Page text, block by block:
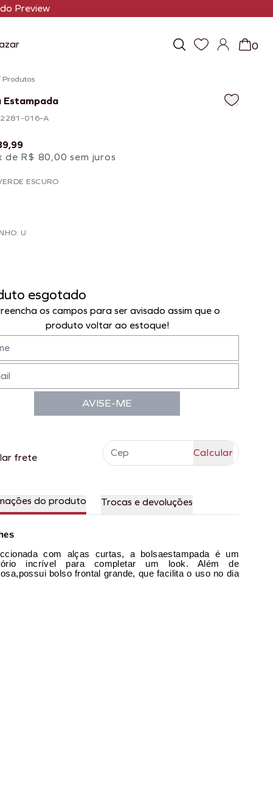
Preview
0
Produtos
Estampada
016-A
de R$ 80,00 sem juros
ESCURO
U
esgotado
os campos para ser avisado assim que o
produto voltar ao estoque!
AVISE-ME
frete
do produto Trocas e devoluções
com alças curtas, a bolsaestampada é um
incrível para completar um look. Além de
bolso frontal grande, que facilita o uso no dia